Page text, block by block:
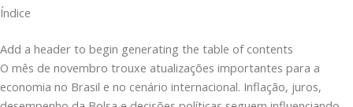
Índice
Add a header to begin generating the table of contents
O mês de novembro trouxe atualizações importantes para a
economia no Brasil e no cenário internacional. Inflação, juros,